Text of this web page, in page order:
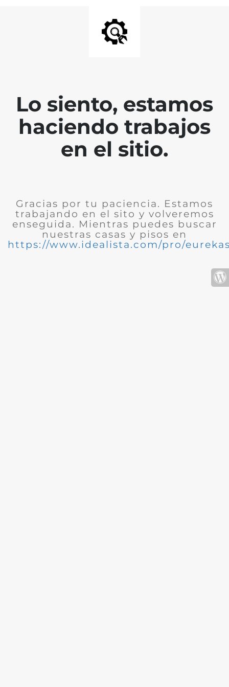
Lo siento, estamos
haciendo trabajos
en el sitio.
Gracias por tu paciencia. Estamos
trabajando en el sito y volveremos
enseguida. Mientras puedes buscar
nuestras casas y pisos en
https://www.idealista.com/pro/